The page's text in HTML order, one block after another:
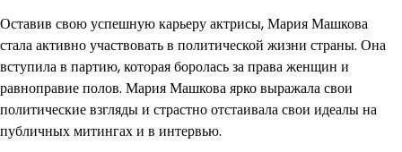
Оставив свою успешную карьеру актрисы, Мария Машкова
стала активно участвовать в политической жизни страны. Она
вступила в партию, которая боролась за права женщин и
равноправие полов. Мария Машкова ярко выражала свои
политические взгляды и страстно отстаивала свои идеалы на
публичных митингах и в интервью.